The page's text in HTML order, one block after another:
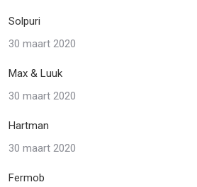
Solpuri
30 maart 2020
Max & Luuk
30 maart 2020
Hartman
30 maart 2020
Fermob